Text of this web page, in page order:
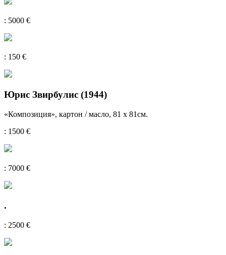
: 5000 €
: 150 €
Юрис Звирбулис (1944)
«Композиция», картон / масло, 81 x 81см.
: 1500 €
: 7000 €
.
: 2500 €